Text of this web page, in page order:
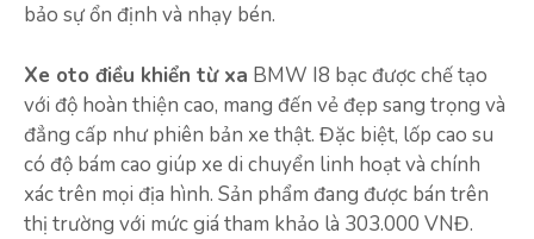
bảo sự ổn định và nhạy bén.
Xe oto điều khiển từ xa BMW I8 bạc được chế tạo
với độ hoàn thiện cao, mang đến vẻ đẹp sang trọng và
đẳng cấp như phiên bản xe thật. Đặc biệt, lốp cao su
có độ bám cao giúp xe di chuyển linh hoạt và chính
xác trên mọi địa hình. Sản phẩm đang được bán trên
thị trường với mức giá tham khảo là 303.000 VNĐ.